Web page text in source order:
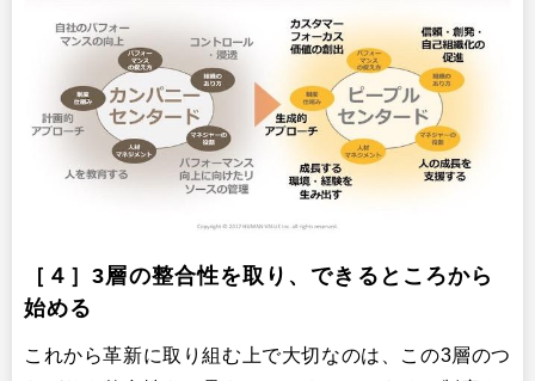
［４］3層の整合性を取り、できるところから
始める
これから革新に取り組む上で大切なのは、この3層のつ